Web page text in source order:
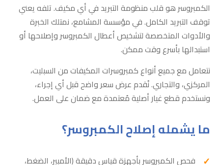
الكمبروسر هو قلب منظومة التبريد في أي مكيف. تلفه يعني
توقف التبريد الكامل. في مؤسسة المشامع، نمتلك الخبرة
والأدوات المتخصصة لتشخيص أعطال الكمبروسر وإصلاحها أو
استبدالها بأسرع وقت ممكن.
نتعامل مع جميع أنواع كمبروسرات المكيفات من السبليت،
المركزي، والتجاري. نُقدم عرض سعر واضح قبل أي إجراء،
ونستخدم قطع غيار أصلية مُعتمدة مع ضمان على العمل.
ما يشمله إصلاح الكمبروسر؟
فحص الكمبروسر بأجهزة قياس دقيقة (الأمبير، الضغط،